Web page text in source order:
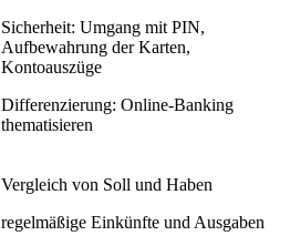
Sicherheit: Umgang mit PIN,
Aufbewahrung der Karten,
Kontoauszüge
Differenzierung: Online-Banking
thematisieren
Vergleich von Soll und Haben
regelmäßige Einkünfte und Ausgaben